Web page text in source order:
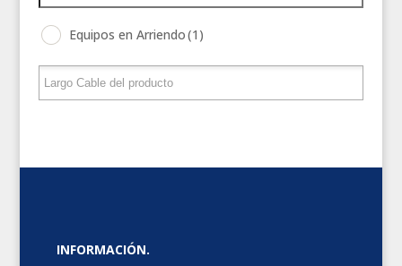
Equipos en Arriendo(1)
INFORMACIÓN.